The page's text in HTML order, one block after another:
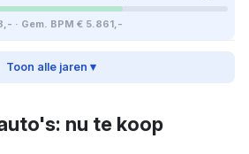
· Gem. BPM € 5.861,-
Toon alle jaren ▾
nu te koop